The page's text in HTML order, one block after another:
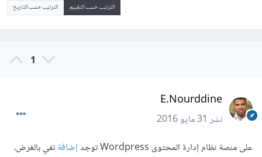
الترتيب حسب التقييم الترتيب حسب التاريخ
1
E.Nourddine
نشر31 مايو 2016
على منصة نظام إدارة المحتوى Wordpress توجد
إضافةتفي بالغرض،